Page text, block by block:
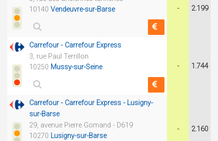
10140 Vendeuvre-sur-Barse - 2.199
Carrefour - Carrefour Express
3, rue Paul Terrillon
10250 Mussy-sur-Seine - 1.744
Carrefour - Carrefour Express - Lusigny-
sur-Barse
29, avenue Pierre Gomand - D619
10270 Lusigny-sur-Barse
- 2.160